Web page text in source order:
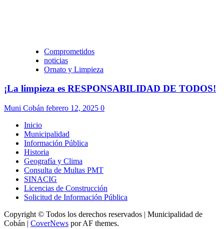
Comprometidos
noticias
Ornato y Limpieza
¡La limpieza es RESPONSABILIDAD DE TODOS!
Muni Cobán febrero 12, 2025 0
Inicio
Municipalidad
Información Pública
Historia
Geografía y Clima
Consulta de Multas PMT
SINACIG
Licencias de Construcción
Solicitud de Información Pública
Copyright © Todos los derechos reservados | Municipalidad de
Cobán | CoverNews por AF themes.